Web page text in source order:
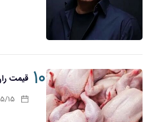
۱۰ قیمت ران، سینه و فیله مرغ چند شد؟
۱۴۰۵/۰۵/۱۵ ۱۴:۵۲